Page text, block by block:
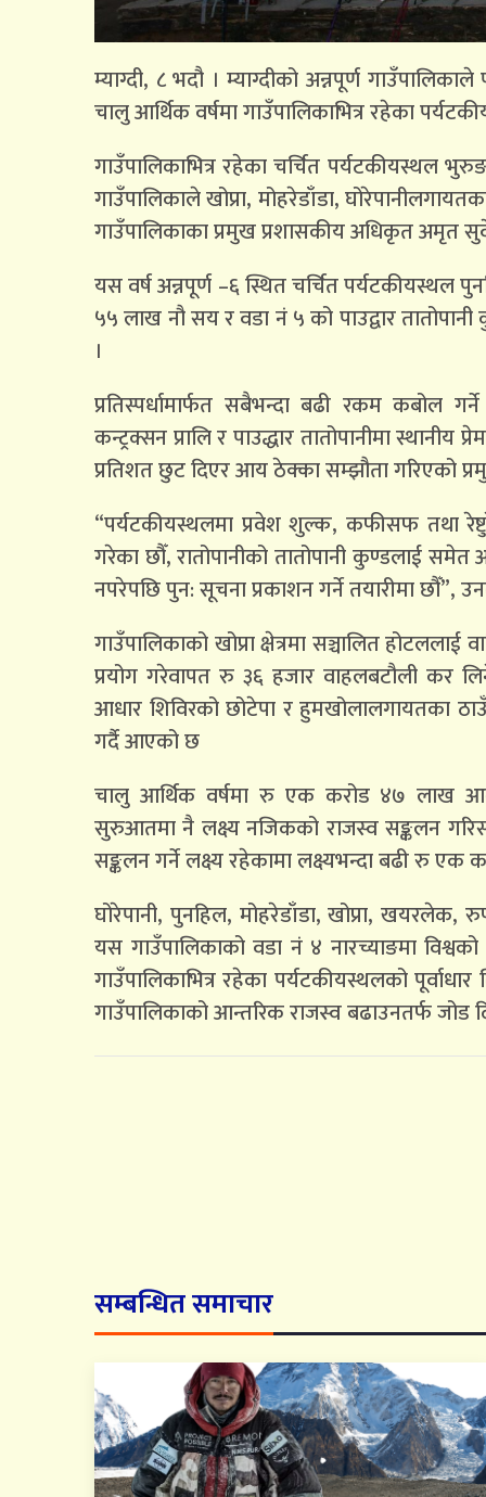
म्याग्दी, ८ भदौ । म्याग्दीको अन्नपूर्ण
चालु आर्थिक वर्षमा गाउँपालिकाभित्र रहेका
गाउँपालिकाभित्र रहेका चर्चित पर्यटकीयस्थल
गाउँपालिकाले खोप्रा, मोहरेडाँडा,
गाउँपालिकाका प्रमुख प्रशासकीय अधिकृत अमृत
यस वर्ष अन्नपूर्ण –६ स्थित चर्चित
५५ लाख नौ सय र वडा नं ५ को पाउद्वार
।
प्रतिस्पर्धामार्फत सबैभन्दा बढी रकम कबोल
कन्ट्रक्सन प्रालि र पाउद्धार तातोपानीमा
प्रतिशत छुट दिएर आय ठेक्का सम्झौता गरिएको
“पर्यटकीयस्थलमा प्रवेश शुल्क, कफीसफ तथा
गरेका छौँ, रातोपानीको तातोपानी कुण्डलाई
नपरेपछि पुन: सूचना प्रकाशन गर्ने तयारीमा छौँ”,
गाउँपालिकाको खोप्रा क्षेत्रमा सञ्चालित
प्रयोग गरेवापत रु ३६ हजार वाहलबटौली कर
आधार शिविरको छोटेपा र हुमखोलालगायतका
गर्दै आएको छ
चालु आर्थिक वर्षमा रु एक करोड ४७ लाख
सुरुआतमा नै लक्ष्य नजिकको राजस्व सङ्कलन
सङ्कलन गर्ने लक्ष्य रहेकामा लक्ष्यभन्दा बढी रु एक
घोरेपानी, पुनहिल, मोहरेडाँडा, खोप्रा, खयरलेक,
यस गाउँपालिकाको वडा नं ४ नारच्याङमा
गाउँपालिकाभित्र रहेका पर्यटकीयस्थलको पूर्वाधार
गाउँपालिकाको आन्तरिक राजस्व बढाउनतर्फ जोड
सम्बन्धित समाचार